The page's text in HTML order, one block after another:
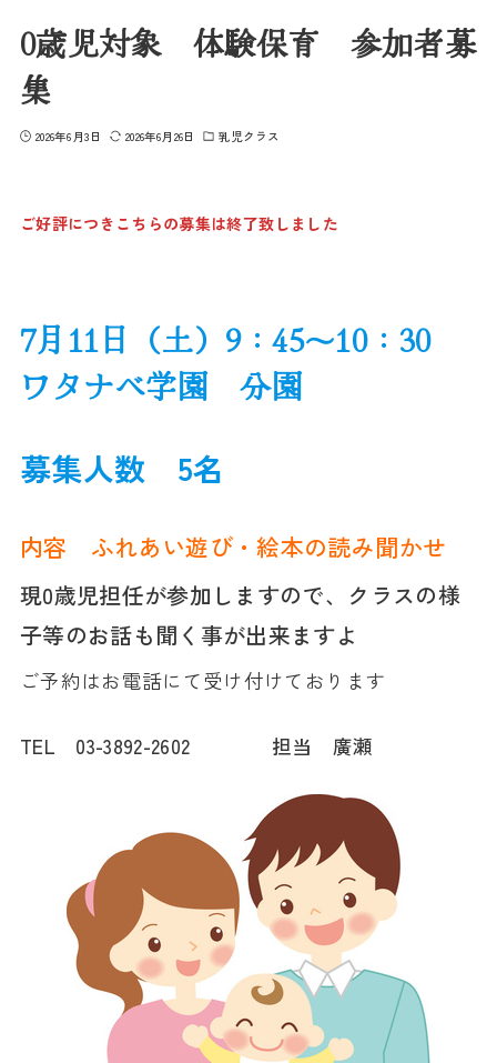
0歳児対象 体験保育 参加者募
集
2026年6月3日 2026年6月26日 乳児クラス
ご好評につきこちらの募集は終了致しました
7月11日（土）9：45～10：30
ワタナベ学園 分園
募集人数 5名
内容 ふれあい遊び・絵本の読み聞かせ
現0歳児担任が参加しますので、クラスの様
子等のお話も聞く事が出来ますよ
ご予約はお電話にて受け付けております
TEL 03-3892-2602 担当 廣瀬